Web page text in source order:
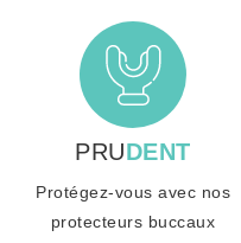
PRUDENT
Protégez-vous avec nos
protecteurs buccaux